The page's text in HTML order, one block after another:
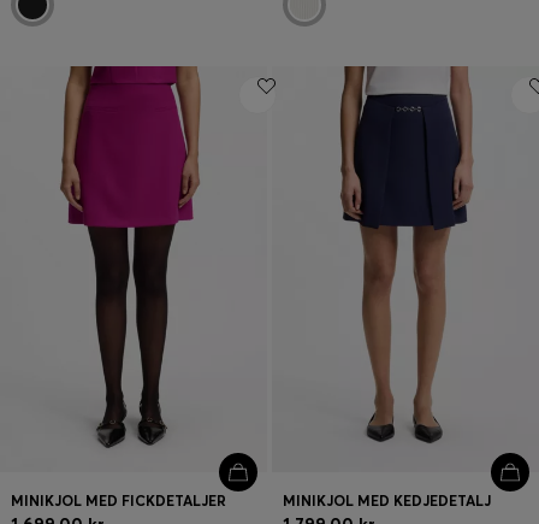
MINIKJOL MED FICKDETALJER MINIKJOL MED KEDJEDETALJ